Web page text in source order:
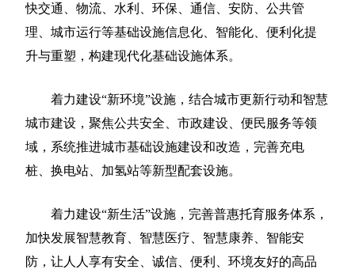
快交通、物流、水利、环保、通信、安防、公共管
理、城市运行等基础设施信息化、智能化、便利化提
升与重塑，构建现代化基础设施体系。
着力建设“新环境”设施，结合城市更新行动和智慧
城市建设，聚焦公共安全、市政建设、便民服务等领
域，系统推进城市基础设施建设和改造，完善充电
桩、换电站、加氢站等新型配套设施。
着力建设“新生活”设施，完善普惠托育服务体系，
加快发展智慧教育、智慧医疗、智慧康养、智能安
防，让人人享有安全、诚信、便利、环境友好的高品